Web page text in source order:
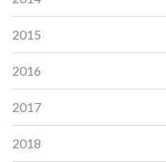
2015
2016
2017
2018